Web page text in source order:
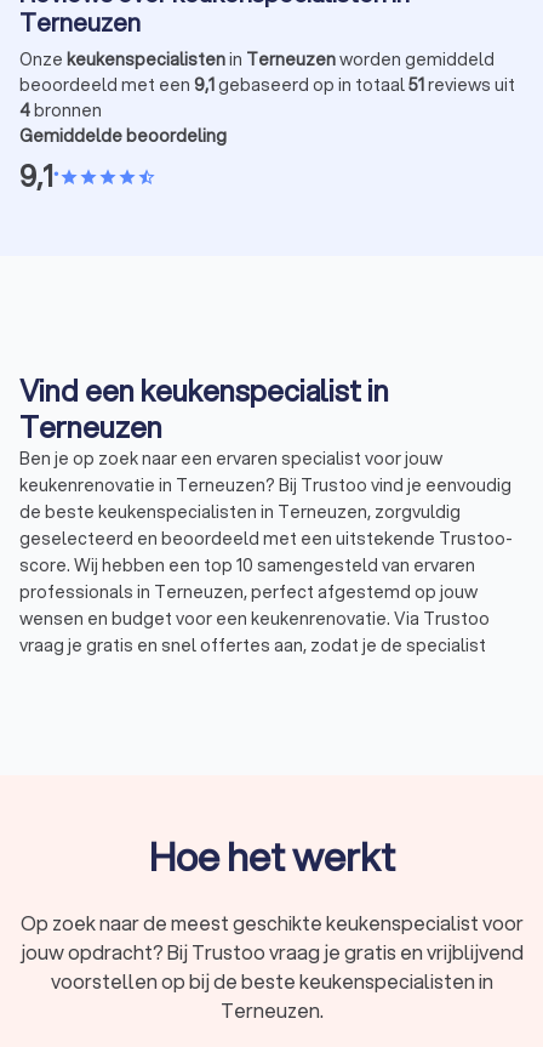
Terneuzen
Onze keukenspecialistenin Terneuzenworden gemiddeld
beoordeeld met een 9,1gebaseerd op in totaal51reviews uit
4bronnen
Gemiddelde beoordeling
9,1•starstarstarstarstar_half
Vind een keukenspecialist in
Terneuzen
Ben je op zoek naar een ervaren specialist voor jouw
keukenrenovatie in Terneuzen? Bij Trustoo vind je eenvoudig
de beste keukenspecialisten in Terneuzen, zorgvuldig
geselecteerd en beoordeeld met een uitstekende Trustoo-
score. Wij hebben een top 10 samengesteld van ervaren
professionals in Terneuzen, perfect afgestemd op jouw
wensen en budget voor een keukenrenovatie. Via Trustoo
vraag je gratis en snel offertes aan, zodat je de specialist
Waarom kiezen voor een keukenrenovatie?
Een keukenrenovatie geeft je keuken een frisse uitstraling
bespaart vaak geld door je bestaandekeuken te renoveren,
en je hebt verschillende mogelijkheden om dit aan te pakken.
Kostenbesparing:Een renovatie kost meestal minder
dan een compleet nieuwe keuken.
Door materialen en keukenelementen te
Hoe het werkt
Op zoek naar de meest geschikte keukenspecialist voor
jouw opdracht? Bij Trustoo vraag je gratis en vrijblijvend
voorstellen op bij de beste keukenspecialisten in
Terneuzen.